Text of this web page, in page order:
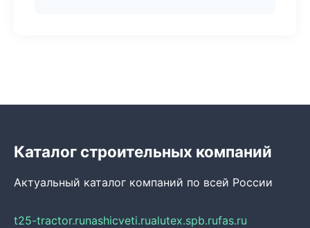
Каталог строительных компаний
Актуальный каталог компаний по всей России
t25-tractor.runashicveti.rualutex.spb.rufas.ru